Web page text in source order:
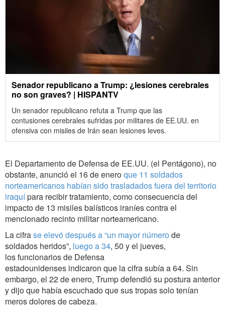
Senador republicano a Trump: ¿lesiones cerebrales
no son graves? | HISPANTV
Un senador republicano refuta a Trump que las
contusiones cerebrales sufridas por militares de EE.UU. en
ofensiva con misiles de Irán sean lesiones leves.
El Departamento de Defensa de EE.UU. (el Pentágono), no
obstante, anunció el 16 de eneroque 11 soldados
norteamericanos habían sido trasladados fuera del territorio
iraquípara recibir tratamiento, como consecuencia del
impacto de 13 misiles balísticos iraníes contra el
mencionado recinto militar norteamericano.
La cifrase elevó después a “un mayor número de
soldados heridos”, luego a 34, 50 y el jueves,
los funcionarios de Defensa
estadounidenses indicaron que la cifra subía a 64. Sin
embargo, el 22 de enero, Trump defendió su postura anterior
y dijo que había escuchado que sus tropas solo tenían
meros dolores de cabeza.